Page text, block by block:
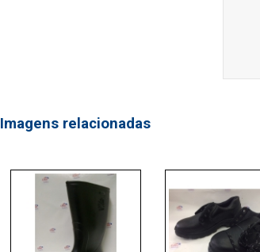
Imagens relacionadas